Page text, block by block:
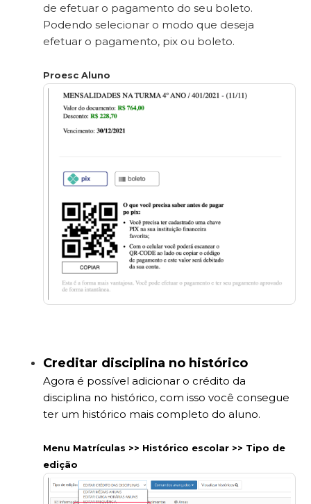
de efetuar o pagamento do seu boleto.
Podendo selecionar o modo que deseja
efetuar o pagamento, pix ou boleto.
Proesc Aluno
Creditar disciplina no histórico
Agora é possível adicionar o crédito da
disciplina no histórico, com isso você consegue
ter um histórico mais completo do aluno.
Menu Matrículas >> Histórico escolar >> Tipo de
edição